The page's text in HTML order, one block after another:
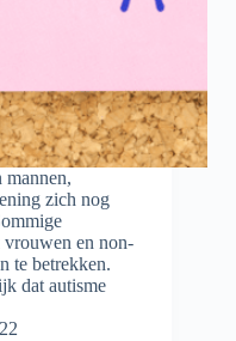
mannen,
zich nog
vrouwen en non-
te betrekken.
dat autisme